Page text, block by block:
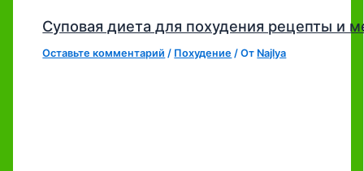
Суповая диета для похудения рецепты и
Оставьте комментарий / Похудение / От Najlya